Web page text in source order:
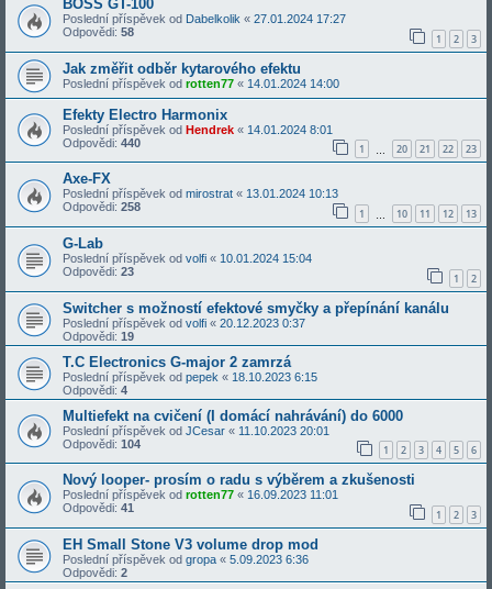
BOSS GT-100
Poslední příspěvek od Dabelkolik « 27.01.2024 17:27
Odpovědi: 58 1 2 3
Jak změřit odběr kytarového efektu
Poslední příspěvek od rotten77 « 14.01.2024 14:00
Efekty Electro Harmonix
Poslední příspěvek od Hendrek « 14.01.2024 8:01
Odpovědi: 440 1 20 21 22 23
Axe-FX
Poslední příspěvek od mirostrat « 13.01.2024 10:13
Odpovědi: 258 1 10 11 12 13
G-Lab
Poslední příspěvek od volfi « 10.01.2024 15:04
Odpovědi: 23 1 2
Switcher s možností efektové smyčky a přepínání kanálu
Poslední příspěvek od volfi « 20.12.2023 0:37
Odpovědi: 19
T.C Electronics G-major 2 zamrzá
Poslední příspěvek od pepek « 18.10.2023 6:15
Odpovědi: 4
Multiefekt na cvičení (I domácí nahrávání) do 6000
Poslední příspěvek od JCesar « 11.10.2023 20:01
Odpovědi: 104 1 2 3 4 5 6
Nový looper- prosím o radu s výběrem a zkušenosti
Poslední příspěvek od rotten77 « 16.09.2023 11:01
Odpovědi: 41 1 2 3
EH Small Stone V3 volume drop mod
Poslední příspěvek od gropa « 5.09.2023 6:36
Odpovědi: 2